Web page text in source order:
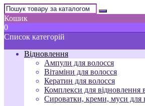
Кошик
0
Список категорій
Відновлення
Ампули для волосся
Вітаміни для волосся
Кератин для волосся
Комплекси для відновлення
Сироватки, креми, муси для